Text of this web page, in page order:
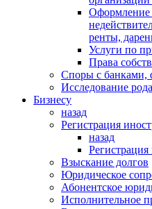
Оформление
ренты,
Услуги по
Права
Cпоры с
Исследование рода
Бизнесу
назад
Регистрация
назад
Взыскание долгов
Юридическое
Абонентское
Исполнительное